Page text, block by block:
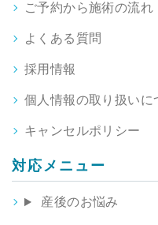
ご予約から施術の流れ
よくある質問
採用情報
個人情報の取り扱いに
キャンセルポリシー
対応メニュー
産後のお悩み